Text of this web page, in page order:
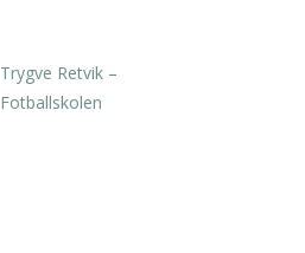
Trygve Retvik –
Fotballskolen